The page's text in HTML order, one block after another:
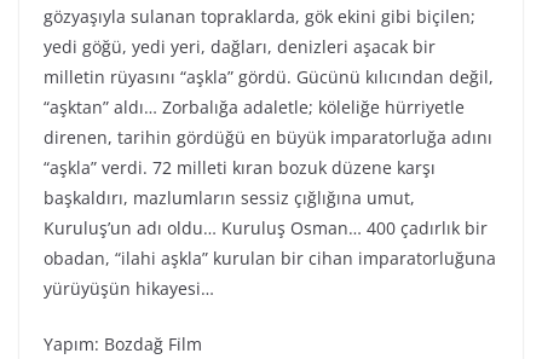
gözyaşıyla sulanan topraklarda, gök ekini gibi biçilen;
yedi göğü, yedi yeri, dağları, denizleri aşacak bir
milletin rüyasını “aşkla” gördü. Gücünü kılıcından değil,
“aşktan” aldı… Zorbalığa adaletle; köleliğe hürriyetle
direnen, tarihin gördüğü en büyük imparatorluğa adını
“aşkla” verdi. 72 milleti kıran bozuk düzene karşı
başkaldırı, mazlumların sessiz çığlığına umut,
Kuruluş’un adı oldu… Kuruluş Osman… 400 çadırlık bir
obadan, “ilahi aşkla” kurulan bir cihan imparatorluğuna
yürüyüşün hikayesi…
Yapım: Bozdağ Fi̇lm